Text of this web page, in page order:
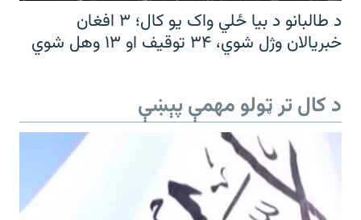
د طالبانو د بیا ځلي واک یو کال؛ ۳ افغان
خبریالان وژل شوي، ۳۴ توقیف او ۱۳ وهل شوي
د کال تر ټولو مهمې پېښې